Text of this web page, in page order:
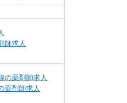
師求人
の薬剤師求人
薬剤師求人